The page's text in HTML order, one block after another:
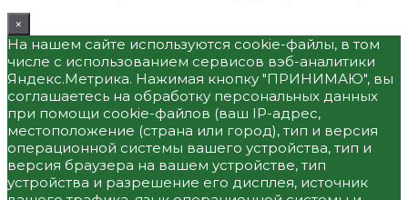
×
На нашем сайте используются cookie-файлы, в том
числе с использованием сервисов вэб-аналитики
Яндекс.Метрика. Нажимая кнопку "ПРИНИМАЮ", вы
соглашаетесь на обработку персональных данных
при помощи cookie-файлов (ваш IP-адрес,
местоположение (страна или город), тип и версия
операционной системы вашего устройства, тип и
версия браузера на вашем устройстве, тип
устройства и разрешение его дисплея, источник